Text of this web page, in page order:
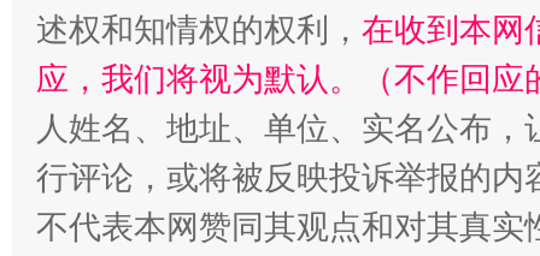
述权和知情权的权利， 在收到本网
应，我们将视为默认。（不作回应
人姓名、地址、单位、实名公布
行评论，或将被反映投诉举报的
不代表本网赞同其观点和对其真实